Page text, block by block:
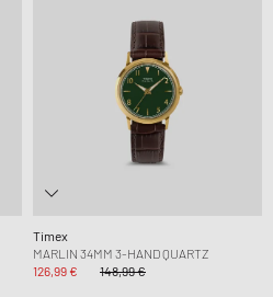
Timex
MARLIN 34MM 3-HAND QUARTZ
126,99 €
148,99 €